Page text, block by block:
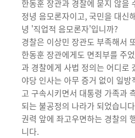
한동훈 장관과 경찰에 묻지 않을
정녕 음모론자이고, 국민을 대신
녕 '직업적 음모론자'입니까?
경찰은 이상민 장관도 부족해서
한동훈 장관에게도 면죄부를 주
과 경찰에게 사법 정의는 어디로
야당 인사는 아무 증거 없이 일
고 구속시키면서 대통령 가족과
되는 불공정의 나라가 되었습니
권력 앞에 좌고우면하는 경찰의
니다.